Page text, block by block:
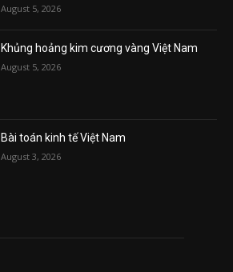
August 5, 2026
Khủng hoảng kim cương vàng Việt Nam
August 5, 2026
Bài toán kinh tế Việt Nam
August 3, 2026